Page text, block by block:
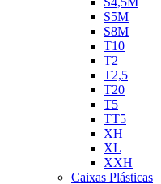
S5M
S8M
T10
T2
T2,5
T20
T5
TT5
XH
XL
XXH
Caixas Plásticas